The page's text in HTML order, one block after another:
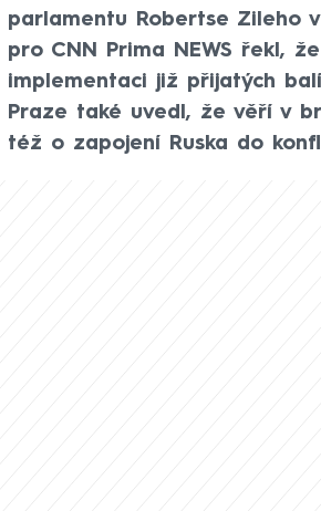
parlamentu Robertse Zileho
pro CNN Prima NEWS řekl,
implementaci již přijatých
Praze také uvedl, že věří v
též o zapojení Ruska do